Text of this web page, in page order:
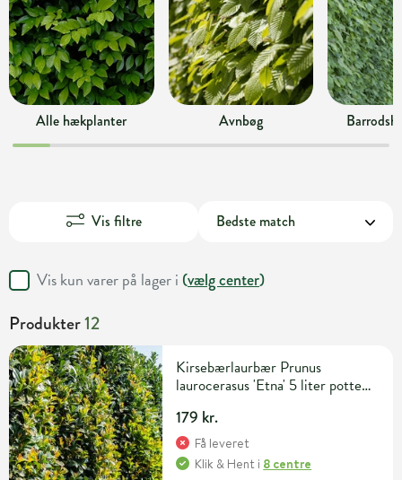
Alle hækplanter Avnbøg
Vis filtre
Vis kun varer på lager i (vælg center)
Produkter12
Kirsebærlaurbær Prunus
laurocerasus 'Etna' 5 liter potte
179 kr.
Få leveret
Klik & Hent i 8 centre